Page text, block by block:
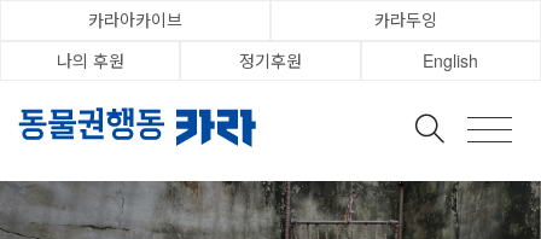
카라아카이브
카라두잉
나의 후원
정기후원 English